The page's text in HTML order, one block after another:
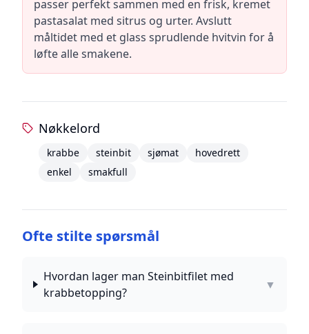
passer perfekt sammen med en frisk, kremet
pastasalat med sitrus og urter. Avslutt
måltidet med et glass sprudlende hvitvin for å
løfte alle smakene.
Nøkkelord
krabbe steinbit sjømat
hovedrett
enkel
smakfull
Ofte stilte spørsmål
Hvordan lager man Steinbitfilet med
krabbetopping?
▼